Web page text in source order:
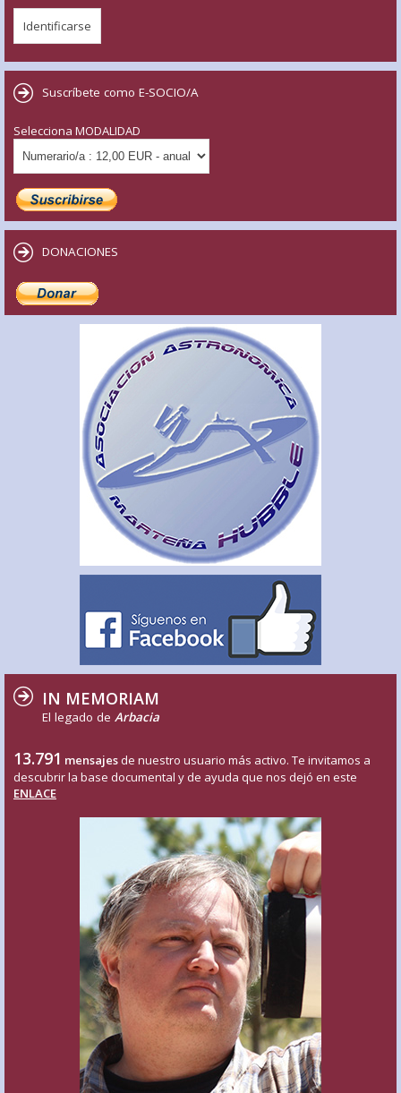
Suscríbete como E-SOCIO/A
Selecciona MODALIDAD
DONACIONES
IN MEMORIAM
El legado de Arbacia
13.791 mensajes de nuestro usuario más activo. Te invitamos a
descubrir la base documental y de ayuda que nos dejó en este
ENLACE